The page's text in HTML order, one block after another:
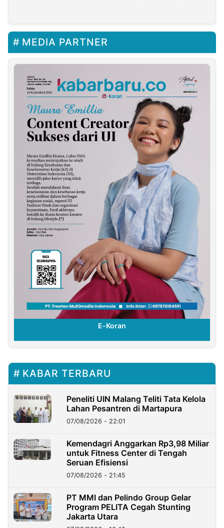
MEDIA PARTNER
E-Koran
KABAR TERBARU
Peneliti UIN Malang Teliti Tata Kelola
Lahan Pesantren di Martapura
07/08/2026 - 22:01
Kemendagri Anggarkan Rp3,98 Miliar
untuk Fitness Center di Tengah
Seruan Efisiensi
07/08/2026 - 21:45
PT MMI dan Pelindo Group Gelar
Program PELITA Cegah Stunting
Jakarta Utara